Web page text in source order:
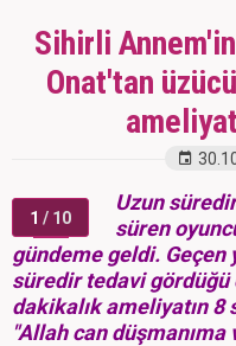
Sihirli
Onat'tan
1 / 10
Uzun
süren
gündeme geldi. Geçen
süredir tedavi gördüğü
dakikalık ameliyatın
"Allah can